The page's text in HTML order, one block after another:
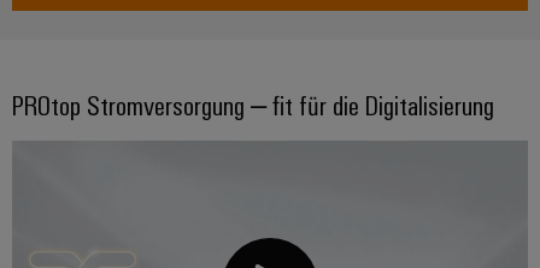
PROtop Stromversorgung – fit für die Digitalisierung